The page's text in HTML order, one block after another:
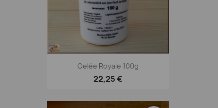
Gelée Royale 100g
22,25 €